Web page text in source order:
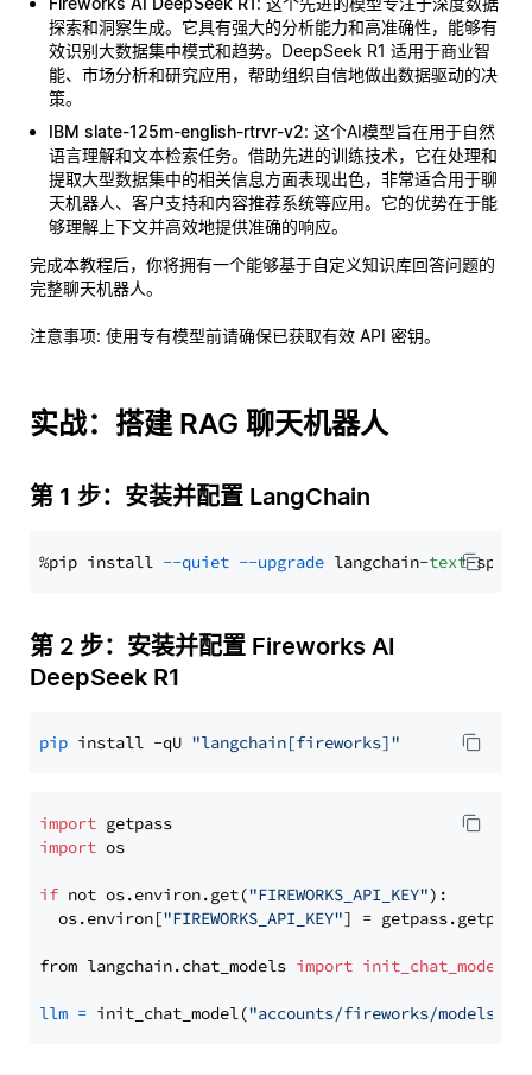
探索和洞察生成。它具有强大的分析能力和高准确性，能够有
效识别大数据集中模式和趋势。DeepSeek R1 适用于商业智
能、市场分析和研究应用，帮助组织自信地做出数据驱动的决
策。
IBM slate-125m-english-rtrvr-v2: 这个AI模型旨在用于自然
语言理解和文本检索任务。借助先进的训练技术，它在处理和
提取大型数据集中的相关信息方面表现出色，非常适合用于聊
天机器人、客户支持和内容推荐系统等应用。它的优势在于能
够理解上下文并高效地提供准确的响应。
完成本教程后，你将拥有一个能够基于自定义知识库回答问题的
完整聊天机器人。
注意事项: 使用专有模型前请确保已获取有效 API 密钥。
实战：搭建 RAG 聊天机器人
第 1 步：安装并配置 LangChain
%pip install --quiet --upgrade langchain-text
第 2 步：安装并配置 Fireworks AI
DeepSeek R1
pip install -qU "langchain[fireworks]"
import
import os
if not os.environ.get("FIREWORKS_API_KEY"):
  os.environ[
"FIREWORKS_API_KEY"] = getpass.getpass(
from langchain.chat_models import init_chat_model
llm = init_chat_model("accounts/fireworks/models/